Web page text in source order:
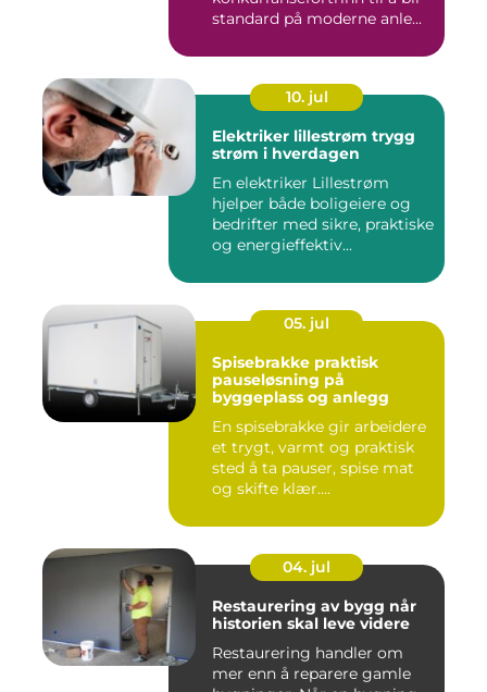
standard på moderne anle...
10. jul
Elektriker lillestrøm trygg
strøm i hverdagen
En elektriker Lillestrøm
hjelper både boligeiere og
bedrifter med sikre, praktiske
og energieffektiv...
05. jul
Spisebrakke praktisk
pauseløsning på
byggeplass og anlegg
En spisebrakke gir arbeidere
et trygt, varmt og praktisk
sted å ta pauser, spise mat
og skifte klær....
04. jul
Restaurering av bygg når
historien skal leve videre
Restaurering handler om
mer enn å reparere gamle